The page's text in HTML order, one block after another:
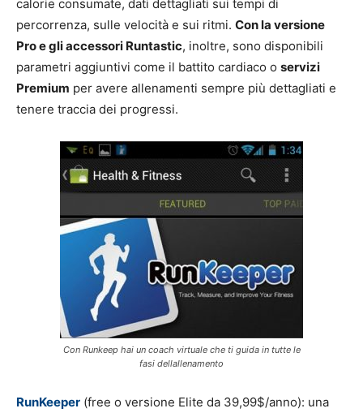
calorie consumate, dati dettagliati sui tempi di
percorrenza, sulle velocità e sui ritmi. Con la versione
Pro e gli accessori Runtastic, inoltre, sono disponibili
parametri aggiuntivi come il battito cardiaco o servizi
Premium per avere allenamenti sempre più dettagliati e
tenere traccia dei progressi.
Con Runkeep hai un coach virtuale che ti guida in tutte le
fasi dellallenamento
RunKeeper (free o versione Elite da 39,99$/anno): una